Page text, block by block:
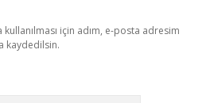
için adım, e-posta adresim
kaydedilsin.